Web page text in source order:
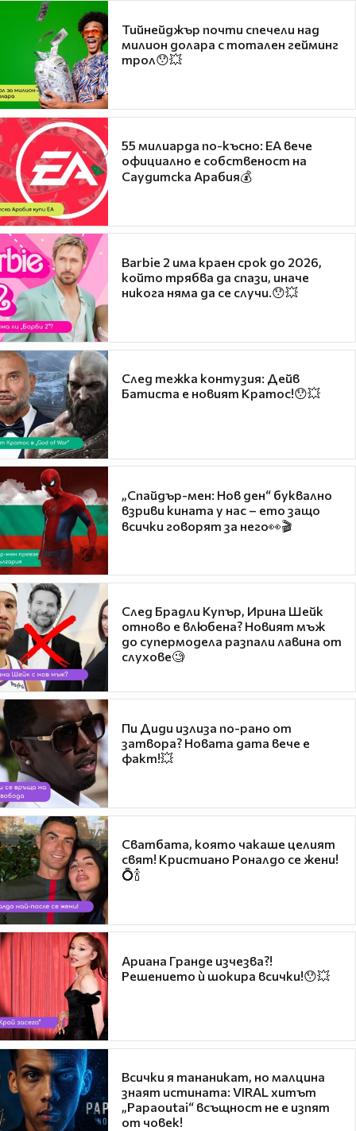
Тийнейджър почти спечели над
милион долара с тотален гейминг
трол😯💥
55 милиарда по-късно: EA вече
официално е собственост на
Саудитска Арабия💰
Barbie 2 има краен срок до 2026,
който трябва да спази, иначе
никога няма да се случи.😯💥
След тежка контузия: Дейв
Батиста е новият Кратос!😯💥
„Спайдър-мен: Нов ден“ буквално
взриви кината у нас – ето защо
всички говорят за него👀🎬
След Брадли Купър, Ирина Шейк
отново е влюбена? Новият мъж
до супермодела разпали лавина от
слухове🧐
Пи Диди излиза по-рано от
затвора? Новата дата вече е
факт!💥
Сватбата, която чакаше целият
свят! Кристиано Роналдо се жени!
💍🍾
Ариана Гранде изчезва?!
Решението ѝ шокира всички!😯💥
Всички я тананикат, но малцина
знаят истината: VIRAL хитът
„Papaoutai“ всъщност не е изпят
от човек!